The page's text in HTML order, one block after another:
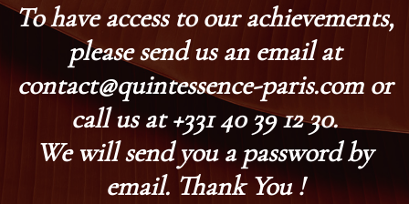
To have access to our achievements,
please send us an email at
contact@quintessence-paris.com or
call us at +331 40 39 12 30.
We will send you a password by
email. Thank You !